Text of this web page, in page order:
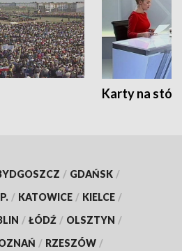
Karty na
/ GDAŃSK /
/ KATOWICE / KIELCE /
/ ŁÓDŹ / OLSZTYN /
/ RZESZÓW /